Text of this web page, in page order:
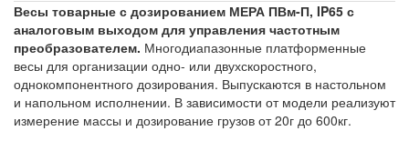
Весы товарные с дозированием МЕРА ПВм-П, IP65 с
аналоговым выходом для управления частотным
преобразователем. Многодиапазонные платформенные
весы для организации одно- или двухскоростного,
однокомпонентного дозирования. Выпускаются в настольном
и напольном исполнении. В зависимости от модели реализуют
измерение массы и дозирование грузов от 20г до 600кг.